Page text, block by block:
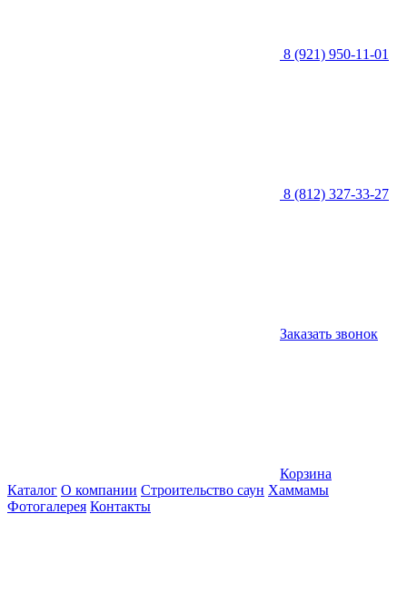
8 (921) 950-11-01
8 (812) 327-33-27
Заказать звонок
Корзина
Каталог О компании Строительство саун Хаммамы
Фотогалерея Контакты